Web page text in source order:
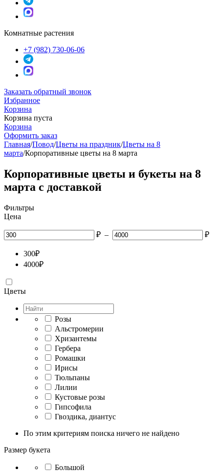
Комнатные растения
+7 (982) 730-06-06
Заказать обратный звонок
Избранное
Корзина
Корзина пуста
Корзина
Оформить заказ
Главная/Повод/Цветы на праздник/Цветы на 8
марта/Корпоративные цветы на 8 марта
Корпоративные цветы и букеты на 8
марта с доставкой
Фильтры
Цена
₽ – ₽
300₽
4000₽
Цветы
Розы
Альстромерии
Хризантемы
Гербера
Ромашки
Ирисы
Тюльпаны
Лилии
Кустовые розы
Гипсофила
Гвоздика, диантус
По этим критериям поиска ничего не найдено
Размер букета
Большой